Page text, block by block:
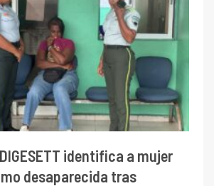
identifica a mujer
desaparecida tras